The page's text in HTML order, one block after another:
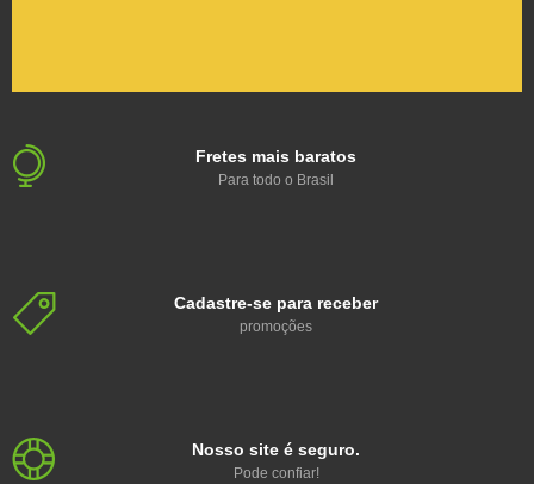
Fretes mais baratos
Para todo o Brasil
Cadastre-se para receber
promoções
Nosso site é seguro.
Pode confiar!